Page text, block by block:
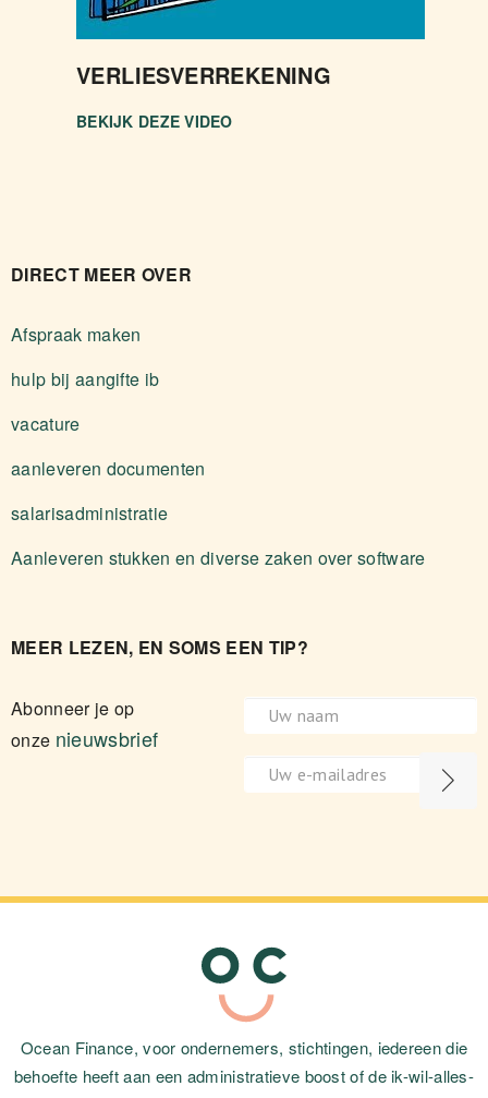
VERLIESVERREKENING
BEKIJK DEZE VIDEO
DIRECT MEER OVER
Afspraak maken
hulp bij aangifte ib
vacature
aanleveren documenten
salarisadministratie
Aanleveren stukken en diverse zaken over software
MEER LEZEN, EN SOMS EEN TIP?
Abonneer je op
onze nieuwsbrief
Ocean Finance, voor ondernemers, stichtingen, iedereen die
behoefte heeft aan een administratieve boost of de ik-wil-alles-